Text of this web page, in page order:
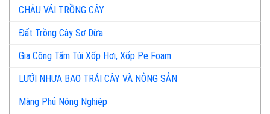
CHẬU VẢI TRỒNG CÂY
Đất Trồng Cây Sơ Dừa
Gia Công Tấm Túi Xốp Hơi, Xốp Pe Foam
LƯỚI NHỰA BAO TRÁI CÂY VÀ NÔNG SẢN
Màng Phủ Nông Nghiệp